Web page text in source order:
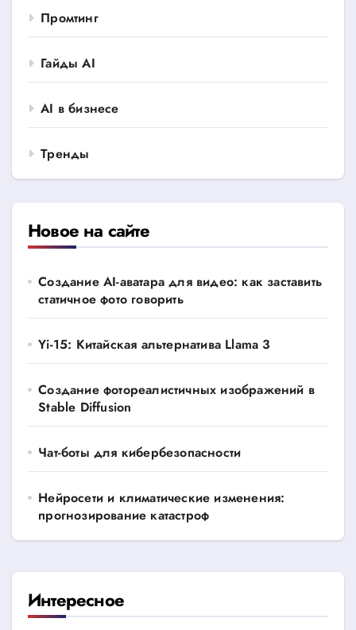
Промтинг
Гайды AI
AI в бизнесе
Тренды
Новое на сайте
Создание AI-аватара для видео: как заставить
статичное фото говорить
Yi-15: Китайская альтернатива Llama 3
Создание фотореалистичных изображений в
Stable Diffusion
Чат-боты для кибербезопасности
Нейросети и климатические изменения:
прогнозирование катастроф
Интересное